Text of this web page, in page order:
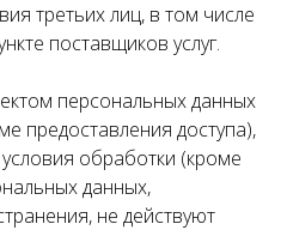
третьих лиц, в том числе
поставщиков услуг.
персональных данных
предоставления доступа),
обработки (кроме
данных,
не действуют